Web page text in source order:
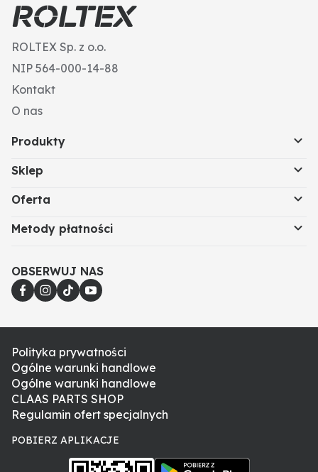
ROLTEX Sp. z o.o.
NIP 564-000-14-88
Kontakt
O nas
Produkty
Sklep
Oferta
Metody płatności
OBSERWUJ NAS
Polityka prywatności
Ogólne warunki handlowe
Ogólne warunki handlowe
CLAAS PARTS SHOP
Regulamin ofert specjalnych
POBIERZ APLIKACJE